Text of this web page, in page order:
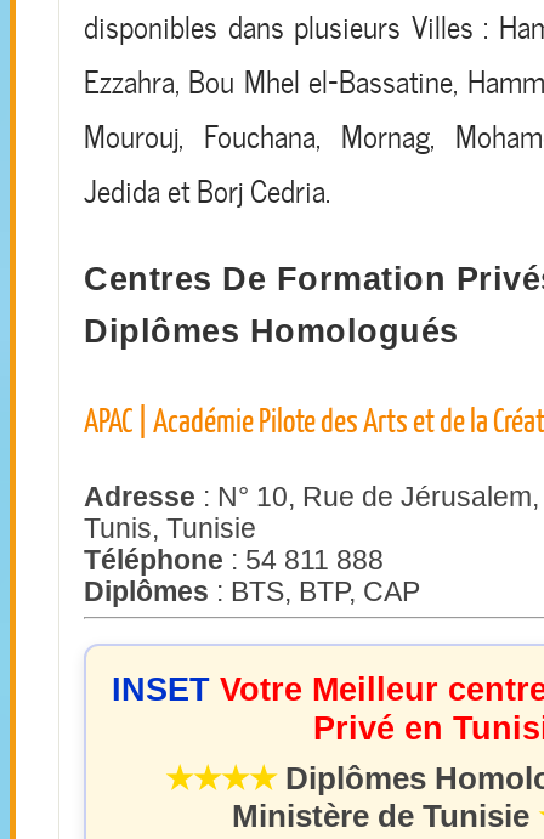
disponibles dans plusieurs Villes :
Ezzahra, Bou Mhel el-Bassatine,
Mourouj, Fouchana, Mornag,
Jedida et Borj Cedria.
Centres De Formation
Diplômes Homologués
APAC | Académie Pilote des Arts et de la
Adresse : N° 10, Rue de
Tunis, Tunisie
Téléphone : 54 811 888
Diplômes : BTS, BTP, CAP
INSET Votre Meilleur
Privé en
★★★★Diplômes
Ministère de Tunisie